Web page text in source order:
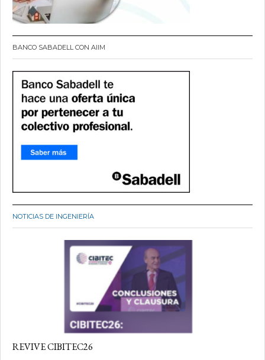
BANCO SABADELL CON AIIM
NOTICIAS DE INGENIERÍA
REVIVE CIBITEC26